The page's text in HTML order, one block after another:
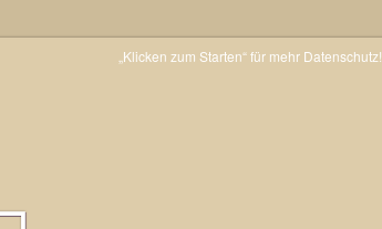
„Klicken zum Starten“ für mehr Datenschutz!